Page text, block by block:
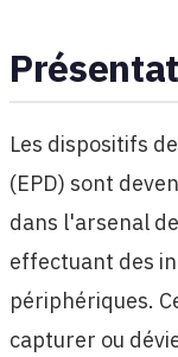
Les dispositifs
(EPD) sont
dans l'arsenal
effectuant des
périphériques.
capturer ou